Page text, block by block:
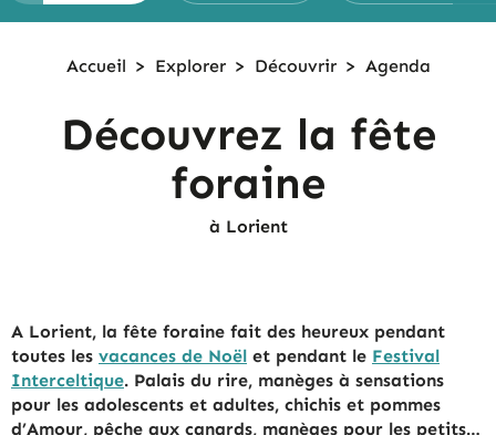
Accueil > Explorer > Découvrir > Agenda
Découvrez la fête
foraine
à Lorient
A Lorient, la fête foraine fait des heureux pendant
toutes les vacances de Noël et pendant le Festival
Interceltique. Palais du rire, manèges à sensations
pour les adolescents et adultes, chichis et pommes
d’Amour, pêche aux canards, manèges pour les petits…